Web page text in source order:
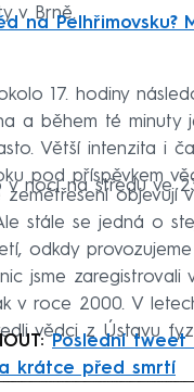
v Brně.
na Pelhřimovsku?
17. hodiny
a během té
Větší intenzita i
pod příspěvkem
v noci na středu ve
zemětřesení objevují
stále se jedná o
odkdy
jsme
v roce 2000. V
vědci z Ústavu
Poslední tweet
krátce před smrtí